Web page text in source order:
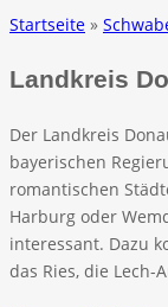
Startseite »
Landkreis
Der Landkreis
bayerischen
romantischen
Harburg oder
interessant. Dazu
das Ries, die